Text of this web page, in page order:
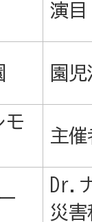
演目
園
モ
主
Dr.
災